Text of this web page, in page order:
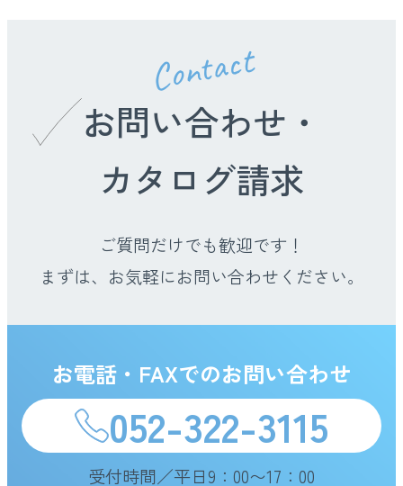
Contact
お問い合わせ・
カタログ請求
ご質問だけでも歓迎です！
まずは、お気軽にお問い合わせください。
お電話・FAXでのお問い合わせ
052-322-3115
受付時間／平日9：00〜17：00